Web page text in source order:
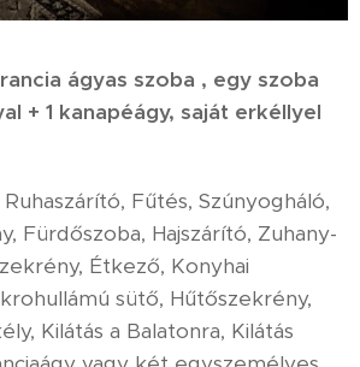
ágyas szoba , egy szoba
+ 1 kanapéágy, saját erkéllyel
Fűtés, Szúnyogháló,
Fürdőszoba, Hajszárító, Zuhany-
Étkező, Konyhai
sütő, Hűtőszekrény,
Kilátás a Balatonra, Kilátás